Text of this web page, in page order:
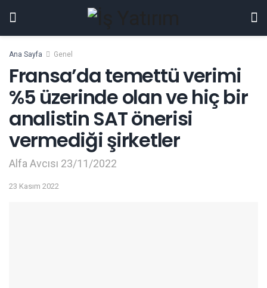
Ana Sayfa Genel
Fransa’da temettü verimi
%5 üzerinde olan ve hiç bir
analistin SAT önerisi
vermediği şirketler
Alfa Avcısı 23/11/2022
23 Kasım 2022